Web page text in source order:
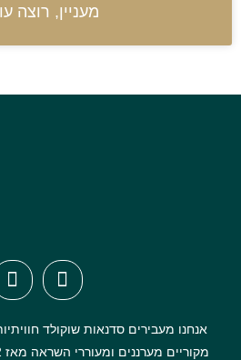
מעניין, רוצה
אנחנו מעבירים סדנאות שוקולד